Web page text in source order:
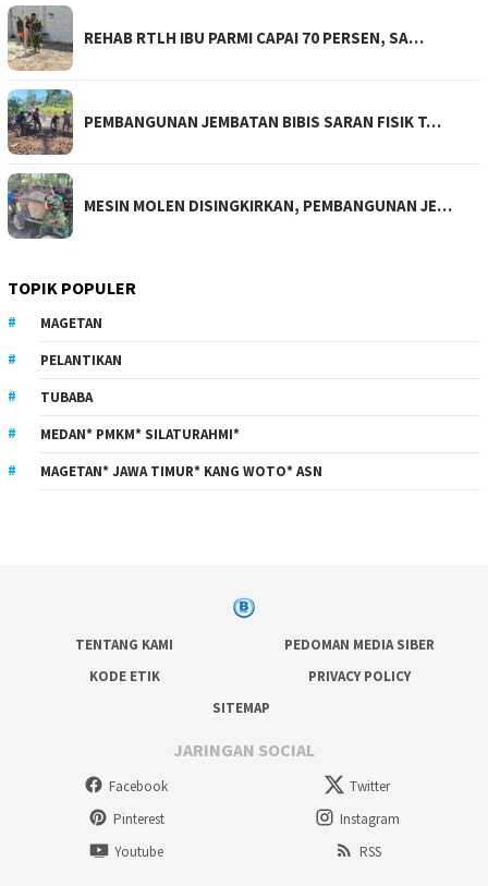
REHAB RTLH IBU PARMI CAPAI 70 PERSEN, SA…
PEMBANGUNAN JEMBATAN BIBIS SARAN FISIK T…
MESIN MOLEN DISINGKIRKAN, PEMBANGUNAN JE…
TOPIK POPULER
MAGETAN
PELANTIKAN
TUBABA
MEDAN* PMKM* SILATURAHMI*
MAGETAN* JAWA TIMUR* KANG WOTO* ASN
TENTANG KAMI
PEDOMAN MEDIA SIBER
KODE ETIK
PRIVACY POLICY
SITEMAP
JARINGAN SOCIAL
Facebook
Twitter
Pinterest
Instagram
Youtube
RSS